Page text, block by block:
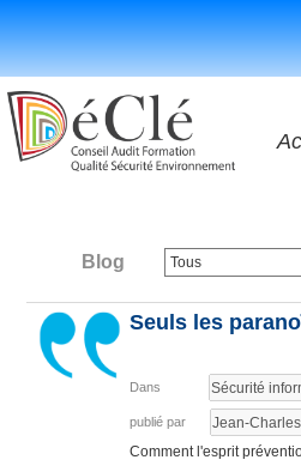
Blog
Seuls les
Dans
publié par
Comment l'esprit